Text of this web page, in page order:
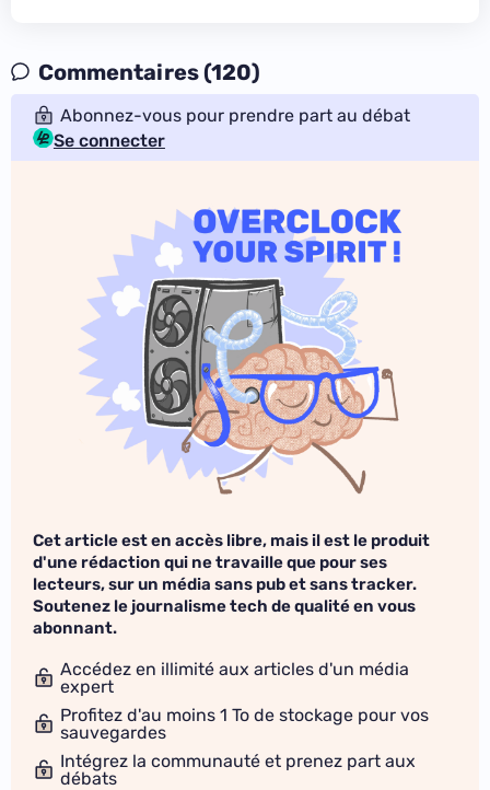
Commentaires (120)
Abonnez-vous pour prendre part au débat
Se connecter
Cet article est en accès libre, mais il est le produit
d'une rédaction qui ne travaille que pour ses
lecteurs, sur un média sans pub et sans tracker.
Soutenez le journalisme tech de qualité en vous
abonnant.
Accédez en illimité aux articles d'un média
expert
Profitez d'au moins 1 To de stockage pour vos
sauvegardes
Intégrez la communauté et prenez part aux
débats